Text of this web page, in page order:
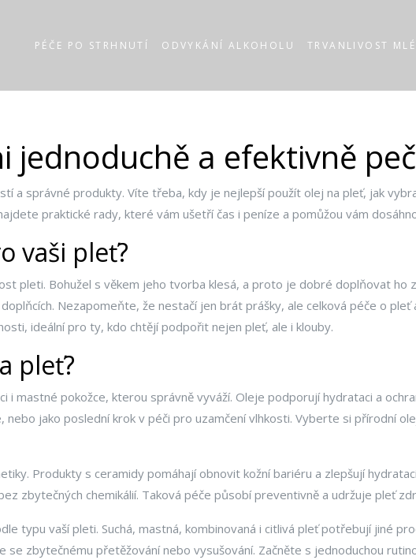
PÉČE PO STRHNUTÍ ODVYKÁNÍ ALKOHOLU TRVANLIVOST
jednoduchě a efektivně
a správné produkty. Víte třeba, kdy je nejlepší použít olej na pleť, jak
praktické rady, které vám ušetří čas i peníze a pomůžou vám
vaši pleť?
pleti. Bohužel s věkem jeho tvorba klesá, a proto je dobré doplňovat ho
Nezapomeňte, že nestačí jen brát prášky, ale celková péče o pleť
ideální pro ty, kdo chtějí podpořit nejen pleť, ale i klouby.
pleť?
i mastné pokožce, kterou správně vyváží. Oleje podporují hydrataci a
jako poslední krok v péči pro uzamčení vlhkosti. Vyberte si přírodní
Produkty s ceramidy pomáhají obnovit kožní bariéru a zlepšují
zbytečných chemikálií. Taková péče působí preventivně a udržuje pleť
typu vaší pleti. Suchá, mastná, kombinovaná i citlivá pleť potřebují jiné
zbytečnému přetěžování nebo vysušování. Začněte s jednoduchou